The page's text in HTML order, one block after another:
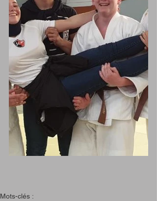
Mots-clés :